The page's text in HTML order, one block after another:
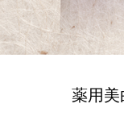
薬用美